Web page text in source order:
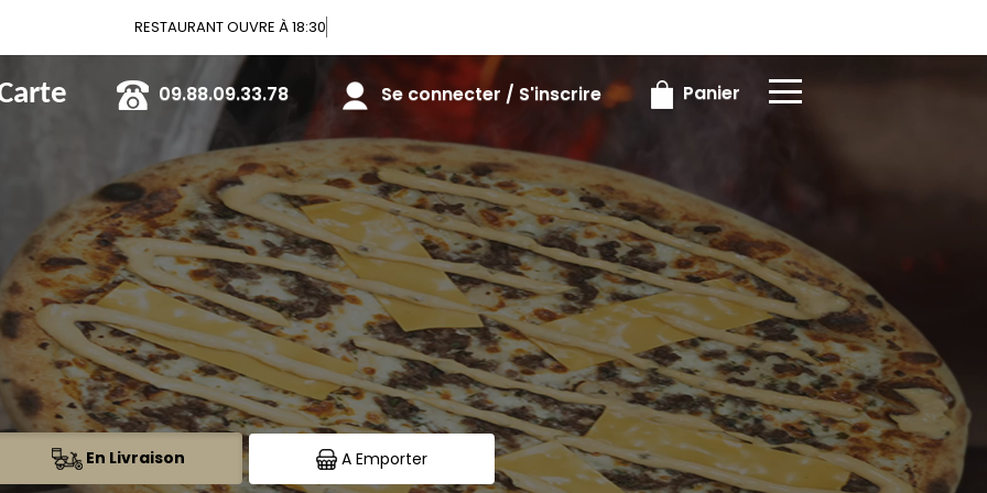
V
09.88.09.33.78 Se connecter / S'inscrire Panier
×
En Livraison A Emporter